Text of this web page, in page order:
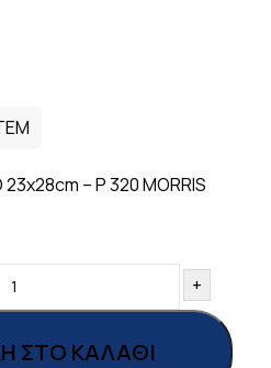
– P 320 MORRIS
+
ΣΤΟ ΚΑΛΆΘΙ